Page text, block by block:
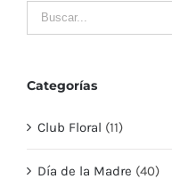
Categorías
Club Floral (11)
Día de la Madre (40)